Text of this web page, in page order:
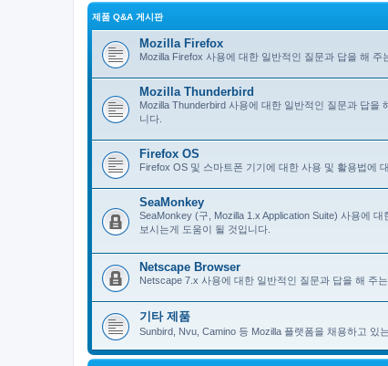
제품 Q&A 게시판
Mozilla Firefox
Mozilla Firefox 사용에 대한 일반적인 질문과 답을 해
Mozilla Thunderbird
Mozilla Thunderbird 사용에 대한 일반적인 질문과 답을
니다.
Firefox OS
Firefox OS 및 스마트폰 기기에 대한 사용 및 활용법에
SeaMonkey
SeaMonkey (구, Mozilla 1.x Application Suite) 사용에
보시는게 도움이 될 것입니다.
Netscape Browser
Netscape 7.x 사용에 대한 일반적인 질문과 답을 해 주
기타 제품
Sunbird, Nvu, Camino 등 Mozilla 플랫폼을 채용하고 있